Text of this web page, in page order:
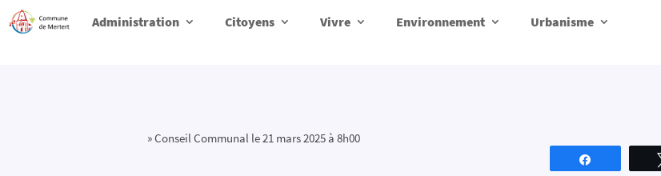
Administration Citoyens Vivre Environnement Urbanisme
»Conseil Communal le 21 mars 2025 à 8h00